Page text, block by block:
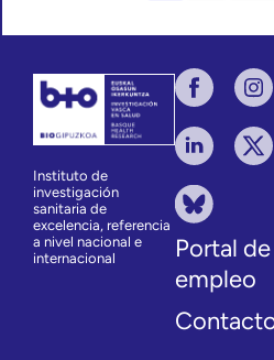
Instituto de
investigación
sanitaria de
excelencia, referencia
a nivel nacional e
internacional
Portal de
empleo